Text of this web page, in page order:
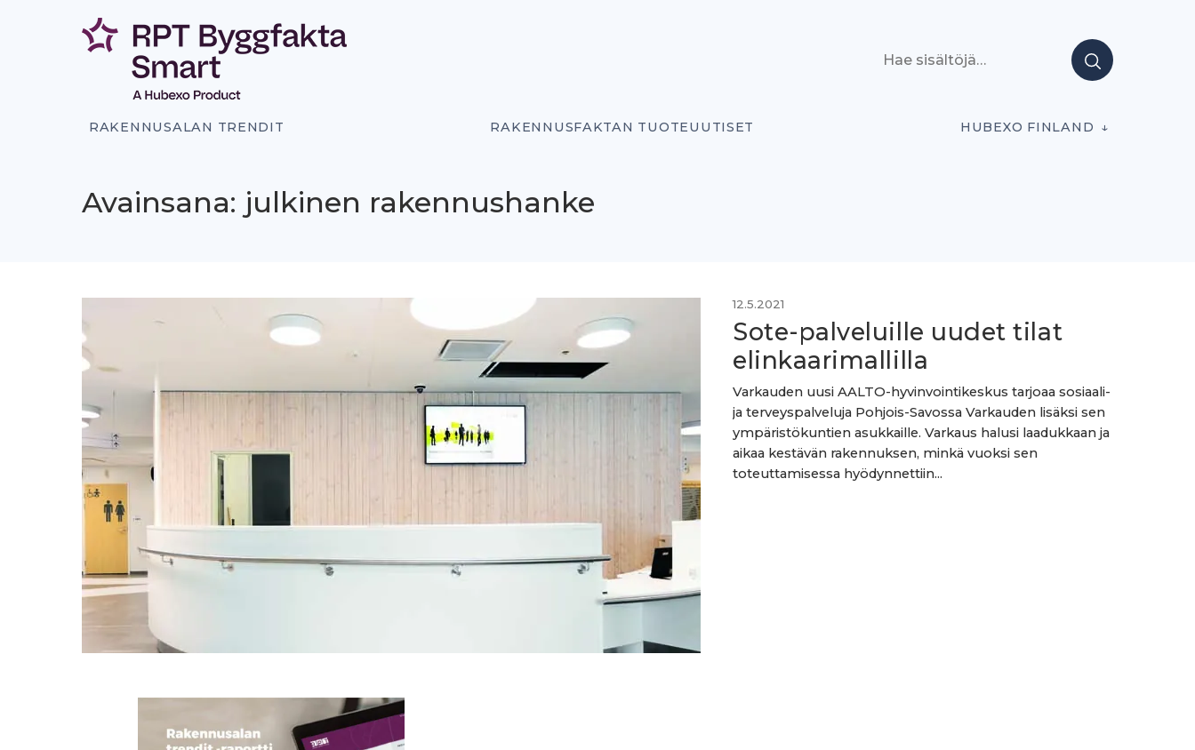
RAKENNUSALAN TRENDIT RAKENNUSFAKTAN TUOTEUUTISET HUBEXO FINLAND
Avainsana: julkinen rakennushanke
12.5.2021
Sote-palveluille uudet tilat
elinkaarimallilla
Varkauden uusi AALTO-hyvinvointikeskus tarjoaa sosiaali-
ja terveyspalveluja Pohjois-Savossa Varkauden lisäksi sen
ympäristökuntien asukkaille. Varkaus halusi laadukkaan ja
aikaa kestävän rakennuksen, minkä vuoksi sen
toteuttamisessa hyödynnettiin...